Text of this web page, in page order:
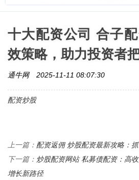
十大配资公司 合子
效策略，助力投资者
通牛网 2025-11-11 08:07:30
配资炒股
上一篇： 配资返佣 炒股配资最新攻略：
下一篇： 炒股配资网站 私募债配资：高
增长新路径